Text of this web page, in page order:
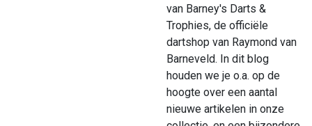
van Barney's Darts &
Trophies, de officiële
dartshop van Raymond van
Barneveld. In dit blog
houden we je o.a. op de
hoogte over een aantal
nieuwe artikelen in onze
collectie, en een bijzondere